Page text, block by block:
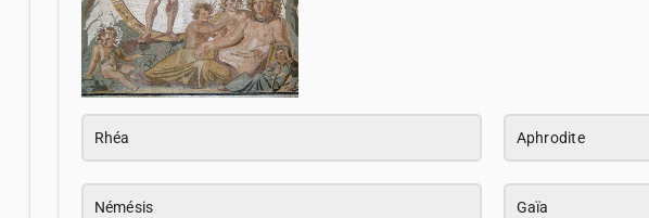
Rhéa Aphrodite
Némésis Gaïa